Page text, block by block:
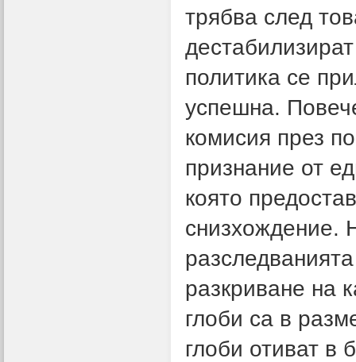
трябва след
политика се
успешна.
комисия през
признание от
която
снизхождение.
разкриване на
глоби са в
глоби отиват в